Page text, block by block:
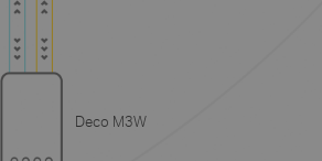
Deco M3W